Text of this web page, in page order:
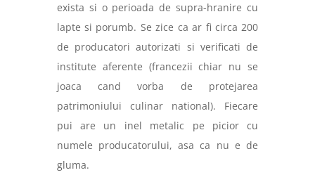
exista si o perioada de supra-hranire cu
lapte si porumb. Se zice ca ar fi circa 200
de producatori autorizati si verificati de
institute aferente (francezii chiar nu se
joaca cand vorba de protejarea
patrimoniului culinar national). Fiecare
pui are un inel metalic pe picior cu
numele producatorului, asa ca nu e de
gluma.